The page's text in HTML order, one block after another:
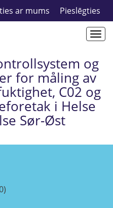
ar mums Pieslēgties
og
for måling av
C02 og
i Helse
Sør-Øst